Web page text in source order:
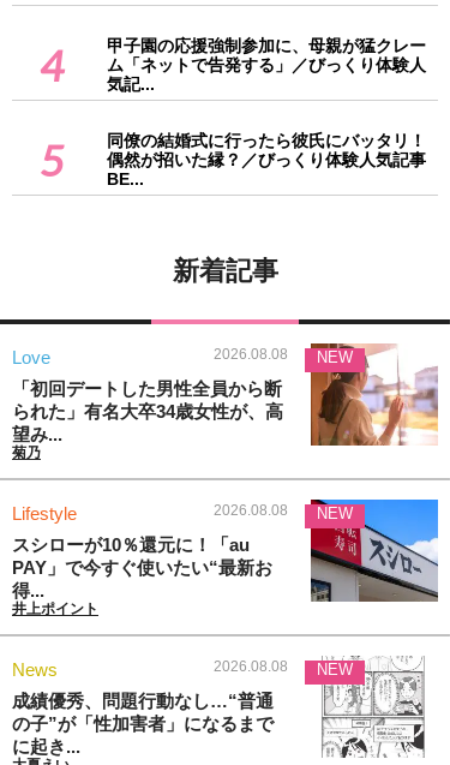
4
甲子園の応援強制参加に、母親が猛クレー
ム「ネットで告発する」／びっくり体験人
気記...
5
同僚の結婚式に行ったら彼氏にバッタリ！
偶然が招いた縁？／びっくり体験人気記事
BE...
新着記事
Love 2026.08.08
「初回デートした男性全員から断
られた」有名大卒34歳女性が、高
望み...
菊乃
NEW
Lifestyle 2026.08.08
スシローが10％還元に！「au
PAY」で今すぐ使いたい“最新お
得...
井上ポイント
NEW
News 2026.08.08
成績優秀、問題行動なし…“普通
の子”が「性加害者」になるまで
に起き...
NEW